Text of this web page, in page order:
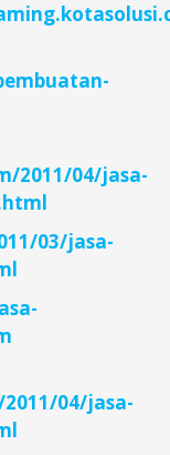
2011/04/jasa-
03/jasa-
04/jasa-